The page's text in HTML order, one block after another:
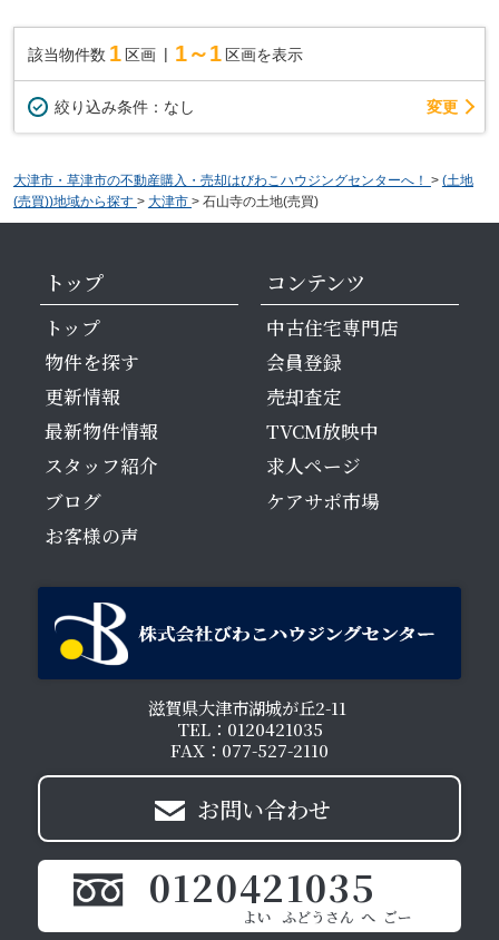
該当物件数 1 区画 1～1 区画を表示
絞り込み条件： なし 変更
大津市・草津市の不動産購入・売却はびわこハウジングセンターへ！ > (土地
(売買))地域から探す > 大津市 > 石山寺の土地(売買)
トップ
トップ
物件を探す
更新情報
最新物件情報
スタッフ紹介
ブログ
お客様の声
コンテンツ
中古住宅専門店
会員登録
売却査定
TVCM放映中
求人ページ
ケアサポ市場
滋賀県大津市湖城が丘2-11
TEL：0120421035
FAX：077-527-2110
お問い合わせ
0120421035